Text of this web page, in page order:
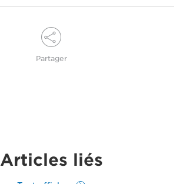
Partager
Articles liés